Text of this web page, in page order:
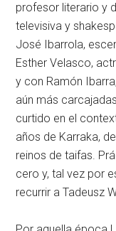
profesor literario y
televisiva y
José Ibarrola,
Esther Velasco,
y con Ramón
aún más
curtido en el
años de Karraka,
reinos de taifas.
cero y, tal vez por
recurrir a Tadeusz